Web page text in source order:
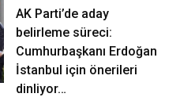
AK Parti’de aday
belirleme süreci:
Cumhurbaşkanı Erdoğan
İstanbul için önerileri
dinliyor…